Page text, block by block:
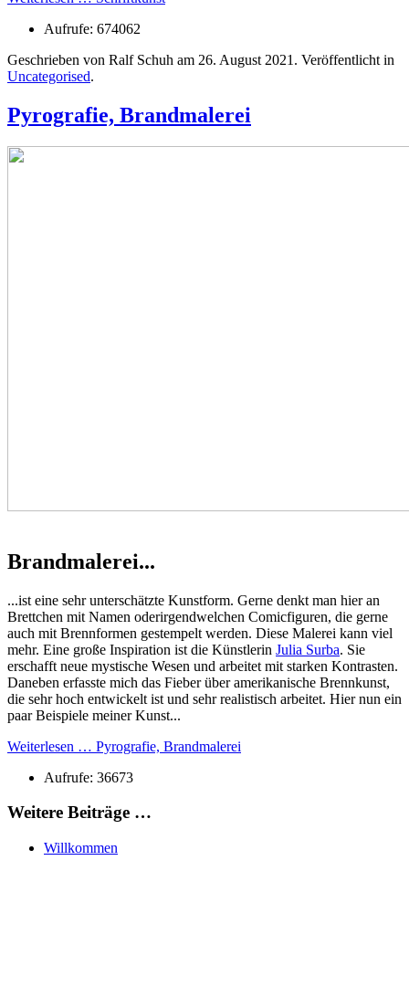
Aufrufe: 674062
Geschrieben von Ralf Schuh am 26. August 2021 . Veröffentlicht in
Uncategorised.
Pyrografie, Brandmalerei
Brandmalerei...
...ist eine sehr unterschätzte Kunstform. Gerne denkt man hier an
Brettchen mit Namen oderirgendwelchen Comicfiguren, die gerne
auch mit Brennformen gestempelt werden. Diese Malerei kann viel
mehr. Eine große Inspiration ist die Künstlerin Julia Surba. Sie
erschafft neue mystische Wesen und arbeitet mit starken Kontrasten.
Daneben erfasste mich das Fieber über amerikanische Brennkunst,
die sehr hoch entwickelt ist und sehr realistisch arbeitet. Hier nun ein
paar Beispiele meiner Kunst...
Weiterlesen … Pyrografie, Brandmalerei
Aufrufe: 36673
Weitere Beiträge …
Willkommen